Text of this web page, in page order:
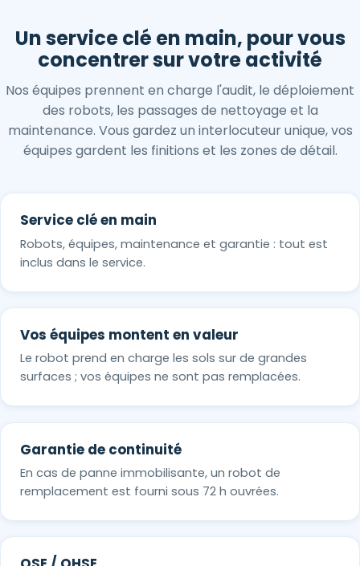
Un service clé en main, pour vous
concentrer sur votre activité
Nos équipes prennent en charge l'audit, le déploiement
des robots, les passages de nettoyage et la
maintenance. Vous gardez un interlocuteur unique, vos
équipes gardent les finitions et les zones de détail.
Service clé en main
Robots, équipes, maintenance et garantie : tout est
inclus dans le service.
Vos équipes montent en valeur
Le robot prend en charge les sols sur de grandes
surfaces ; vos équipes ne sont pas remplacées.
Garantie de continuité
En cas de panne immobilisante, un robot de
remplacement est fourni sous 72 h ouvrées.